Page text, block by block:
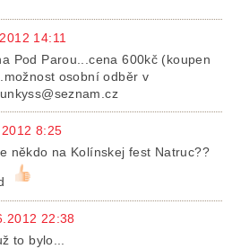
14:11
Pod Parou...cena 600kč (koupen
osobní odběr v
8:25
někdo na Kolínskej fest Natruc??
22:38
to bylo...